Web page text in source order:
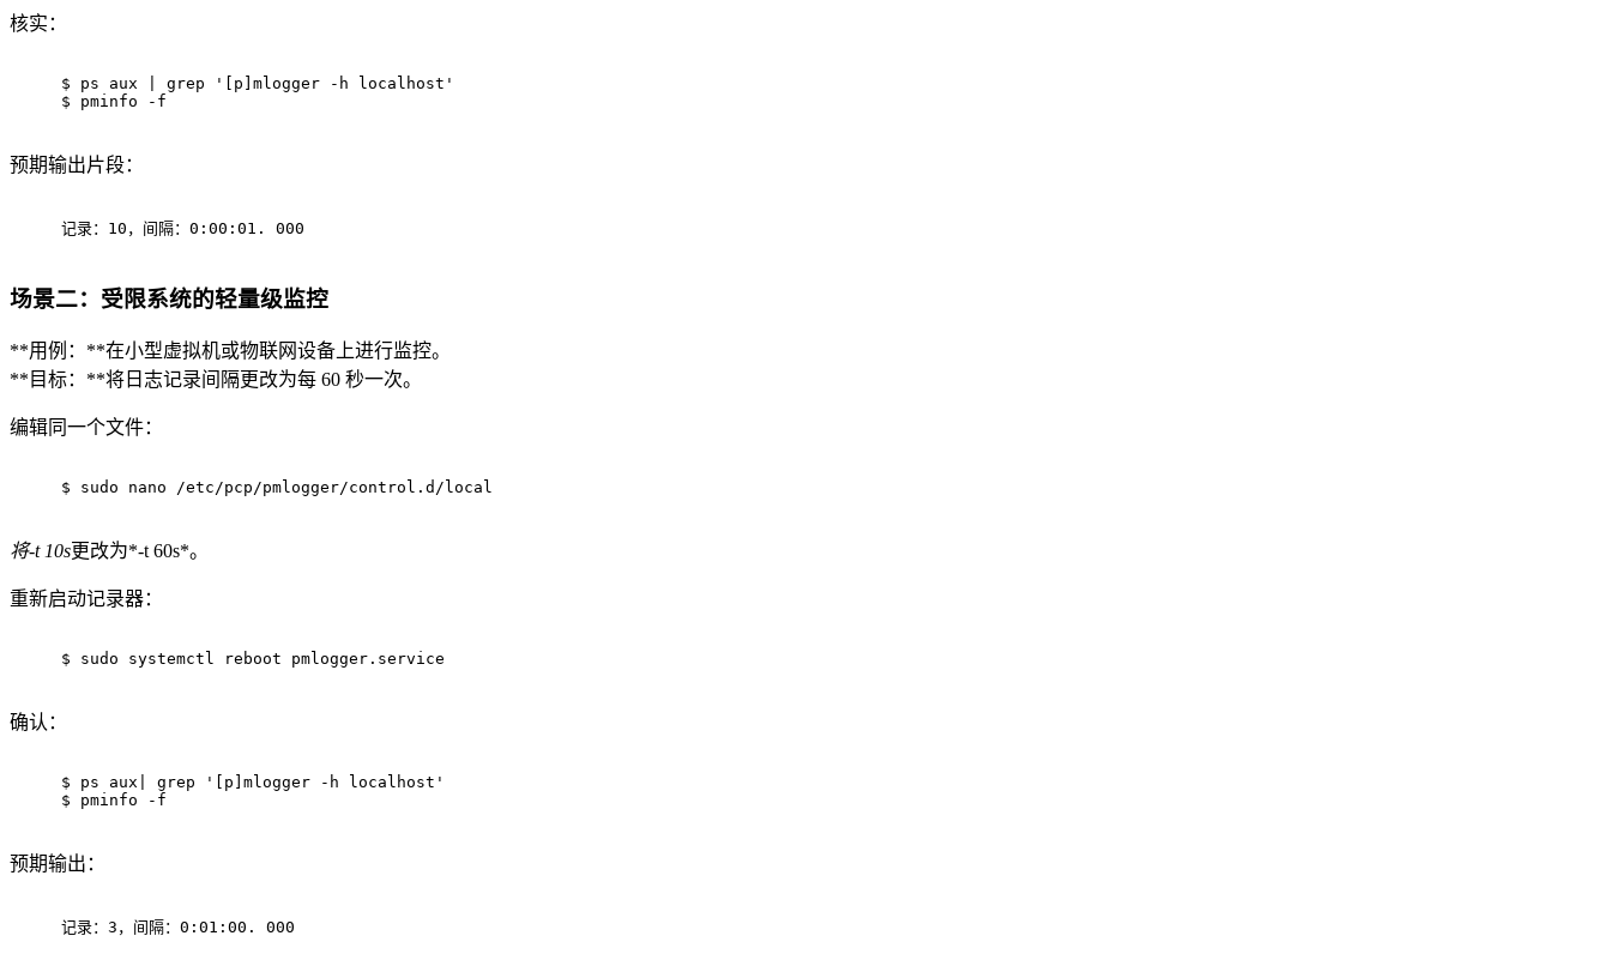
核实：
$ ps aux | grep
'[p]mlogger -h localhost'
$ pminfo -f
预期输出片段：
记录：10，间隔：0:00:01. 000
场景二：受限系统的轻量级监控
**用例：**在小型虚拟机或物联网设备上进行监控。
**目标：**将日志记录间隔更改为每 60 秒一次。
编辑同一个文件：
$ sudo nano /etc/pcp/pmlogger/control.d/local
将-t 10s更改为*-t 60s*。
重新启动记录器：
$ sudo systemctl reboot pmlogger.service
确认：
$ ps aux| grep
'[p]mlogger -h localhost'
$ pminfo -f
预期输出：
记录：3，间隔：0:01:00. 000